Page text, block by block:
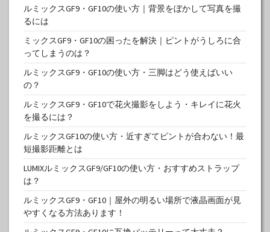
ルミックスGF9・GF10の使い方｜背景をぼかして写真を撮
るには
ミックスGF9・GF10の困ったを解決｜ピントがうしろに合
ってしまうのは？
ルミックスGF9・GF10の使い方・三脚はどう使えばいい
の？
ルミックスGF9・GF10で花火撮影をしよう・キレイに花火
を撮るには？
ルミックスGF10の使い方・近すぎてピントが合わない！最
短撮影距離とは
LUMIXルミックスGF9/GF10の使い方・おすすめストラップ
は？
ルミックスGF9・GF10｜屋外の明るい場所で液晶画面が見
やすくなる方法あります！